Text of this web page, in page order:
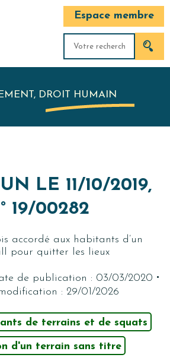
Espace membre
DROIT HUMAIN
LE 11/10/2019,
19/00282
accordé aux habitants d’un
pour quitter les lieux
de publication : 03/03/2020 ·
: 29/01/2026
de terrains et de squats
d'un terrain sans titre